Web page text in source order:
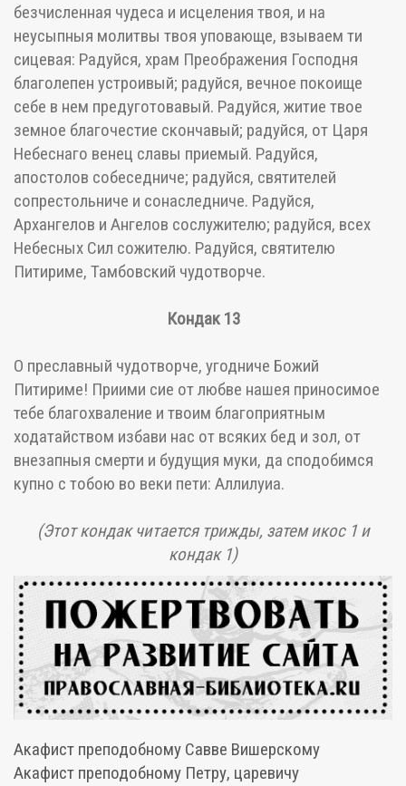
безчисленная чудеса и исцеления твоя, и на
неусыпныя молитвы твоя уповающе, взываем ти
сицевая: Радуйся, храм Преображения Господня
благолепен устроивый; радуйся, вечное покоище
себе в нем предуготовавый. Радуйся, житие твое
земное благочестие скончавый; радуйся, от Царя
Небеснаго венец славы приемый. Радуйся,
апостолов собеседниче; радуйся, святителей
сопрестольниче и сонаследниче. Радуйся,
Архангелов и Ангелов сослужителю; радуйся, всех
Небесных Сил сожителю. Радуйся, святителю
Питириме, Тамбовский чудотворче.
Кондак 13
О преславный чудотворче, угодниче Божий
Питириме! Приими сие от любве нашея приносимое
тебе благохваление и твоим благоприятным
ходатайством избави нас от всяких бед и зол, от
внезапныя смерти и будущия муки, да сподобимся
купно с тобою во веки пети: Аллилуиа.
(Этот кондак читается трижды, затем икос 1 и
кондак 1)
Акафист преподобному Савве Вишерскому
Акафист преподобному Петру, царевичу